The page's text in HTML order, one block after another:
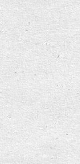
Hilfswerks
Laurentiuskirche